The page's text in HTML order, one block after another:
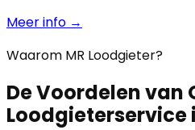
Meer info →
Waarom MR Loodgieter?
De Voordelen van
Loodgieterservice